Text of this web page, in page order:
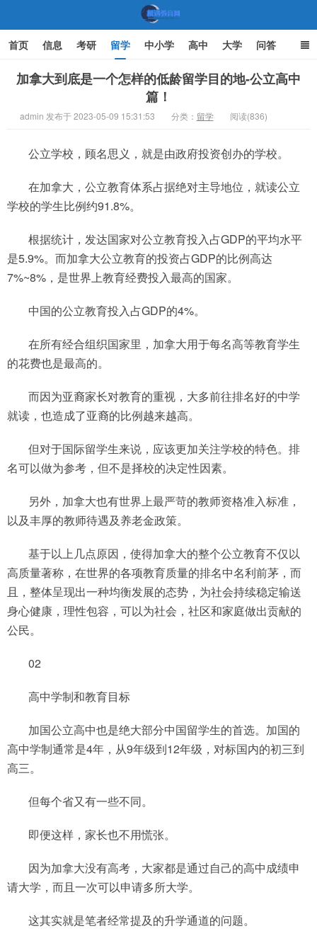
机遇教育网
首页 信息 考研 留学 中小学 高中 大学 问答
文化 家庭教育
加拿大到底是一个怎样的低龄留学目的地-公立高中
篇！
admin 发布于 2023-05-09 15:31:53 分类： 留学 阅读(836)
公立学校，顾名思义，就是由政府投资创办的学校。
在加拿大，公立教育体系占据绝对主导地位，就读公立
学校的学生比例约91.8%。
根据统计，发达国家对公立教育投入占GDP的平均水平
是5.9%。而加拿大公立教育的投资占GDP的比例高达
7%~8%，是世界上教育经费投入最高的国家。
中国的公立教育投入占GDP的4%。
在所有经合组织国家里，加拿大用于每名高等教育学生
的花费也是最高的。
而因为亚裔家长对教育的重视，大多前往排名好的中学
就读，也造成了亚裔的比例越来越高。
但对于国际留学生来说，应该更加关注学校的特色。排
名可以做为参考，但不是择校的决定性因素。
另外，加拿大也有世界上最严苛的教师资格准入标准，
以及丰厚的教师待遇及养老金政策。
基于以上几点原因，使得加拿大的整个公立教育不仅以
高质量著称，在世界的各项教育质量的排名中名利前茅，而
且，整体呈现出一种均衡发展的态势，为社会持续稳定输送
身心健康，理性包容，可以为社会，社区和家庭做出贡献的
公民。
02
高中学制和教育目标
加国公立高中也是绝大部分中国留学生的首选。加国的
高中学制通常是4年，从9年级到12年级，对标国内的初三到
高三。
但每个省又有一些不同。
即便这样，家长也不用慌张。
因为加拿大没有高考，大家都是通过自己的高中成绩申
请大学，而且一次可以申请多所大学。
这其实就是笔者经常提及的升学通道的问题。